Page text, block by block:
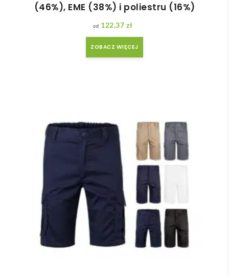
(46%), EME (38%) i poliestru (16%)
122,37 zł
ZOBACZ WIĘCEJ